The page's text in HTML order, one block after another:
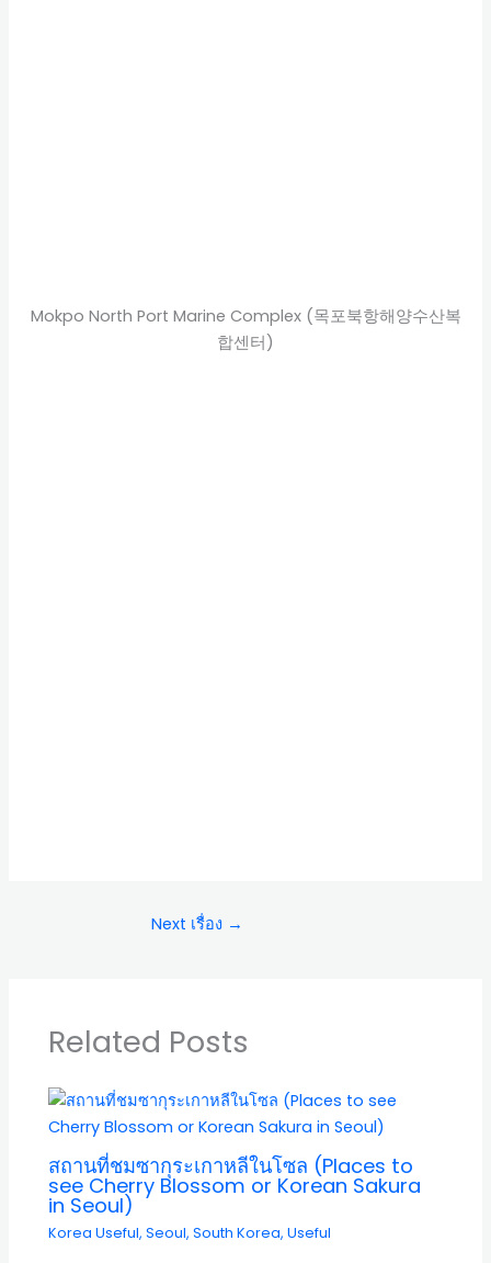
Mokpo North Port Marine Complex (목포북항해양수산복
합센터)
Next เรื่อง →
Related Posts
สถานที่ชมซากุระเกาหลีในโซล (Places to
see Cherry Blossom or Korean Sakura
in Seoul)
Korea Useful,Seoul,South Korea,Useful